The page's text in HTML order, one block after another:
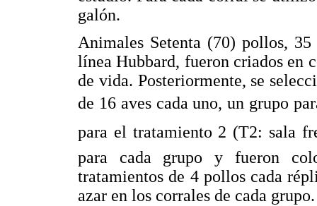
galón.
Animales Setenta (70) pollos,
línea Hubbard, fueron criados en
de vida. Posteriormente, se
de 16 aves cada uno, un grupo
para el tratamiento 2 (T2: sala
para cada grupo y fueron
tratamientos de 4 pollos cada
azar en los corrales de cada grupo.